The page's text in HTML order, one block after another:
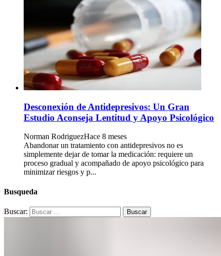
Desconexión de Antidepresivos: Un Gran
Estudio Aconseja Lentitud y Apoyo Psicológico
Norman RodriguezHace 8 meses
Abandonar un tratamiento con antidepresivos no es
simplemente dejar de tomar la medicación: requiere un
proceso gradual y acompañado de apoyo psicológico para
minimizar riesgos y p...
Busqueda
Buscar: